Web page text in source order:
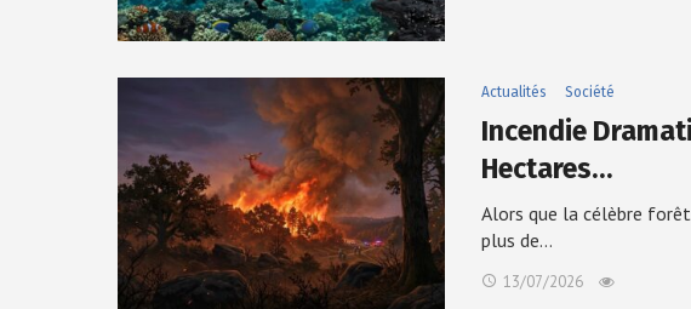
Actualités Société
Incendie
Hectares…
Alors que la célèbre
plus de…
13/07/2026